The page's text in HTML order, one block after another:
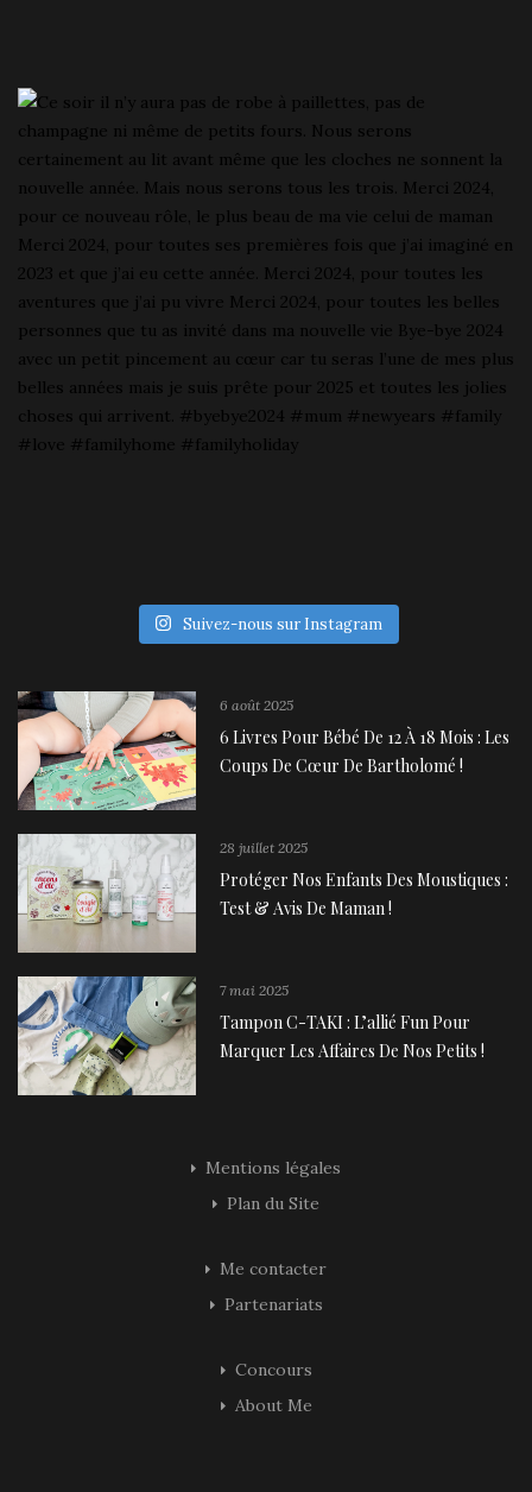
Suivez-nous sur Instagram
6 août 2025
6 Livres Pour Bébé De 12 À 18 Mois : Les
Coups De Cœur De Bartholomé !
28 juillet 2025
Protéger Nos Enfants Des Moustiques :
Test & Avis De Maman !
7 mai 2025
Tampon C-TAKI : L’allié Fun Pour
Marquer Les Affaires De Nos Petits !
Mentions légales
Plan du Site
Me contacter
Partenariats
Concours
About Me